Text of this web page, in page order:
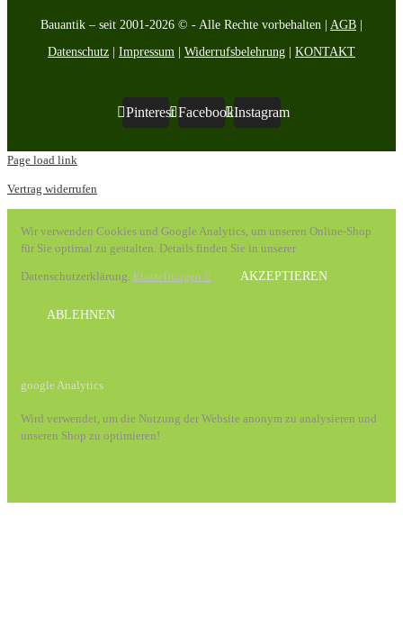
Bauantik – seit 2001-2026 © - Alle Rechte vorbehalten | AGB
Datenschutz
Impressum Widerrufsbelehrung KONTAKT
Pinterest FacebookInstagram
Page load link
Vertrag widerrufen
Wir verwenden Cookies und Google Analytics, um unseren Online-Shop
für Sie optimal zu gestalten. Details finden Sie in unserer
Datenschutzerklärung. Einstellungen AKZEPTIEREN
ABLEHNEN
google Analytics
Wird verwendet, um die Nutzung der Website anonym zu analysieren und
unseren Shop zu optimieren!